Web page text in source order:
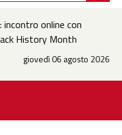
incontro online con
History Month
giovedì 06 agosto 2026